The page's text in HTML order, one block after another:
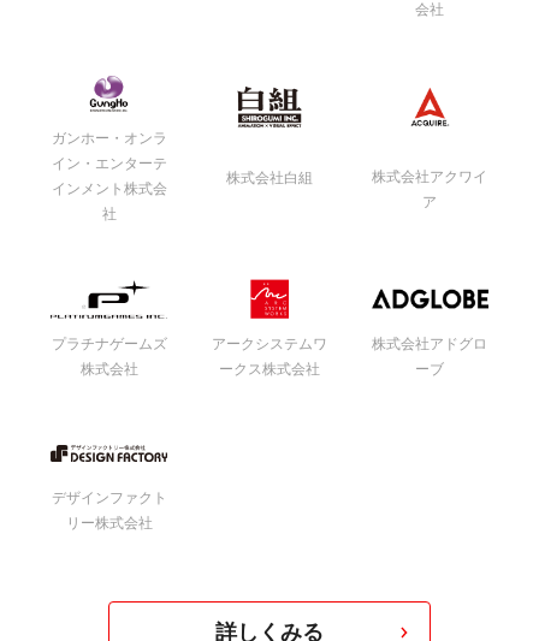
会社
ガンホー・オンラ
イン・エンターテ
インメント株式会
社
株式会社白組
株式会社アクワイ
ア
プラチナゲームズ
株式会社
アークシステムワ
ークス株式会社
株式会社アドグロ
ーブ
デザインファクト
リー株式会社
詳しくみる